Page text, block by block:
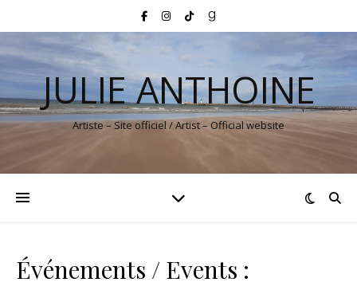
JULIE ANTHOINE
Artiste – Site officiel / Artist – Official website
Événements / Events :